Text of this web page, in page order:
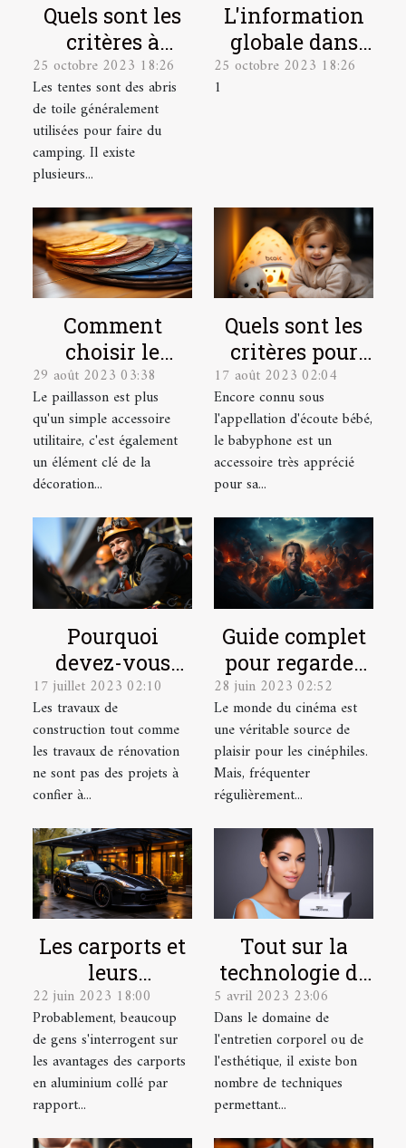
Quels sont les
critères à
prendre en
compte pour
bien choisir
une tente de
camping ?
25 octobre 2023 18:26
Les tentes sont des abris
de toile généralement
utilisées pour faire du
camping. Il existe
plusieurs...
L'information
globale dans
une seule
25 octobre 2023 18:26
1
Comment
choisir le
paillasson sur
mesure parfait
pour votre
intérieur et
extérieur
29 août 2023 03:38
Le paillasson est plus
qu'un simple accessoire
utilitaire, c'est également
un élément clé de la
décoration...
Quels sont les
critères pour
choisir le
meilleur
babyphone
vidéo ?
17 août 2023 02:04
Encore connu sous
l'appellation d'écoute bébé,
le babyphone est un
accessoire très apprécié
pour sa...
Pourquoi
devez-vous
faire appel à
des cordistes
pour vos
travaux en
hauteur ?
17 juillet 2023 02:10
Les travaux de
construction tout comme
les travaux de rénovation
ne sont pas des projets à
confier à...
Guide complet
pour regarder
des films
gratuitement
en ligne
28 juin 2023 02:52
Le monde du cinéma est
une véritable source de
plaisir pour les cinéphiles.
Mais, fréquenter
régulièrement...
Les carports et
leurs
avantages
22 juin 2023 18:00
Probablement, beaucoup
de gens s'interrogent sur
les avantages des carports
en aluminium collé par
rapport...
Tout sur la
technologie de
l'Hydrafacial
5 avril 2023 23:06
Dans le domaine de
l'entretien corporel ou de
l'esthétique, il existe bon
nombre de techniques
permettant...